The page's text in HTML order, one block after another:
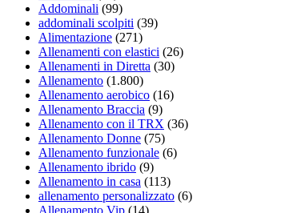
Addominali (99)
addominali scolpiti (39)
Alimentazione (271)
Allenamenti con elastici (26)
Allenamenti in Diretta (30)
Allenamento (1.800)
Allenamento aerobico (16)
Allenamento Braccia (9)
Allenamento con il TRX (36)
Allenamento Donne (75)
Allenamento funzionale (6)
Allenamento ibrido (9)
Allenamento in casa (113)
allenamento personalizzato (6)